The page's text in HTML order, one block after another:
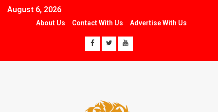
August 6, 2026
About Us Contact With Us Advertise With Us